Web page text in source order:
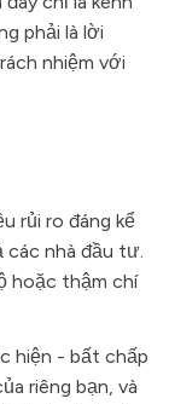
phải là lời
nhiệm với
rủi ro đáng kể
nhà đầu tư.
hoặc thậm chí
hiện - bất chấp
riêng bạn, và